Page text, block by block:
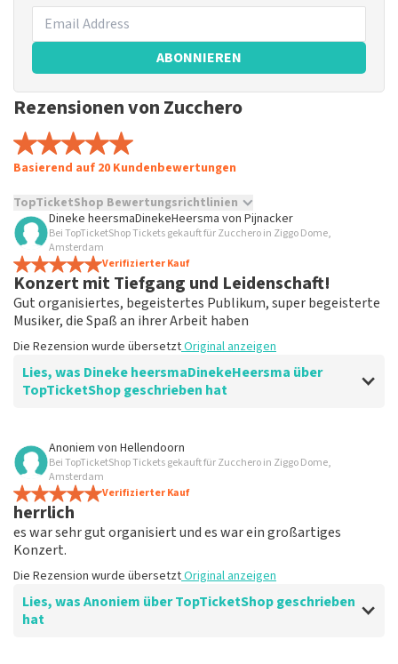
ABONNIEREN
Rezensionen von Zucchero
Basierend auf 20 Kundenbewertungen
TopTicketShop Bewertungsrichtlinien
TopTicketShop sammelt Bewertungen von echten Kunden.
Es ist nicht möglich, eine Bewertung abzugeben, wenn du
keine Tickets bei TopTicketShop gekauft hast. Beiträge mit
beleidigender Sprache und/oder falschen Angaben werden
nicht veröffentlicht. Es kann einige Wochen dauern, bis eine
Bewertung veröffentlicht wird.
Dineke heersmaDinekeHeersma von Pijnacker
Bei TopTicketShop Tickets gekauft für Zucchero in Ziggo Dome,
Amsterdam
Verifizierter Kauf
Konzert mit Tiefgang und Leidenschaft!
Gut organisiertes, begeistertes Publikum, super begeisterte
Musiker, die Spaß an ihrer Arbeit haben
Die Rezension wurde übersetztOriginal anzeigen
Lies, was Dineke heersmaDinekeHeersma über
TopTicketShop geschrieben hat
Bewertung von Dineke heersmaDinekeHeersma über
TopTicketShop
Korrekte und schnelle Bearbeitung
Bestellen Sie Ihre Tickets bei TopTicketShop, Sie
können sich auf einen besprochenen Standort
verlassen.
Anoniem von Hellendoorn
Bei TopTicketShop Tickets gekauft für Zucchero in Ziggo Dome,
Amsterdam
Verifizierter Kauf
herrlich
es war sehr gut organisiert und es war ein großartiges
Konzert.
Die Rezension wurde übersetztOriginal anzeigen
Lies, was Anoniem über TopTicketShop geschrieben
hat